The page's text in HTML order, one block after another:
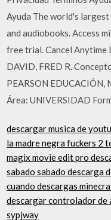
Ayuda The world's
and audiobooks. Access
free trial. Cancel Anytime
DAVID, FRED R.
PEARSON
Área: UNIVERSIDAD
descargar musica de
la madre negra fuckers 2
magix movie edit pro
sabado sabado descarga
cuando descargas
descargar controlador de
sypjway